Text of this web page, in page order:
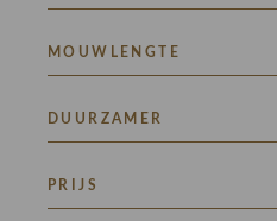
SPLIT
Toon meer
MOUWLENGTE
DUURZAMER
PRIJS